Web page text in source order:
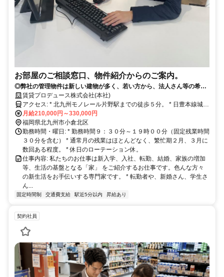
お部屋のご相談窓口、物件紹介からのご案内。
◎弊社の管理物件は新しい建物が多く、若い方から、法人さん等の希望
者が多いマンションです。
賃貸プロデュース株式会社(本社)
アクセス: * 北九州モノレール片野駅までの徒歩５分。 * 日豊本線城野
駅まで徒歩１４分。
月給210,000円～330,000円
福岡県北九州市小倉北区
勤務時間・曜日: * 勤務時間９：３０分～１９時００分（固定残業時間
３０分を含む） * 通常月の残業はほとんどなく、繁忙期２月、３月に
数回ある程度。 * 休日のローテーション休。
仕事内容: 私たちのお仕事は新入学、入社、転勤、結婚、家族の増加
等、生活の基盤となる「家」 をご紹介するお仕事です。色んな方々
の新生活をお手伝いする専門家です。 * 転勤者や、新婚さん、学生さ
ん...
固定時間制 交通費支給 駅近5分以内 昇給あり
契約社員